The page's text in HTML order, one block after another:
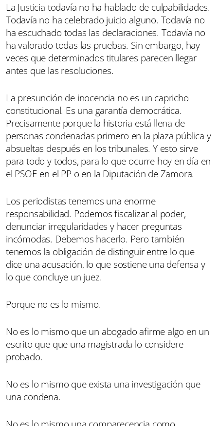
La Justicia todavía no ha hablado de culpabilidades.
Todavía no ha celebrado juicio alguno. Todavía no
ha escuchado todas las declaraciones. Todavía no
ha valorado todas las pruebas. Sin embargo, hay
veces que determinados titulares parecen llegar
antes que las resoluciones.
La presunción de inocencia no es un capricho
constitucional. Es una garantía democrática.
Precisamente porque la historia está llena de
personas condenadas primero en la plaza pública y
absueltas después en los tribunales. Y esto sirve
para todo y todos, para lo que ocurre hoy en día en
el PSOE en el PP o en la Diputación de Zamora.
Los periodistas tenemos una enorme
responsabilidad. Podemos fiscalizar al poder,
denunciar irregularidades y hacer preguntas
incómodas. Debemos hacerlo. Pero también
tenemos la obligación de distinguir entre lo que
dice una acusación, lo que sostiene una defensa y
lo que concluye un juez.
Porque no es lo mismo.
No es lo mismo que un abogado afirme algo en un
escrito que que una magistrada lo considere
probado.
No es lo mismo que exista una investigación que
una condena.